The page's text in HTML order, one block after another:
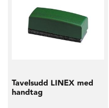
Tavelsudd LINEX med
handtag